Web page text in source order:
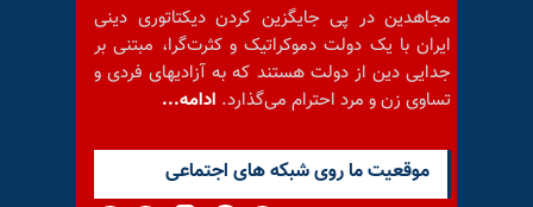
مجاهدین در پی جایگزین کردن دیکتاتوری دینی
ایران با یک دولت دموکراتیک و کثرت‌گرا، مبتنی بر
جدایی دین از دولت هستند که به آزادیهای فردی و
تساوی زن و مرد احترام می‌گذارد. ادامه...
موقعيت ما روى شبكه هاى اجتماعى